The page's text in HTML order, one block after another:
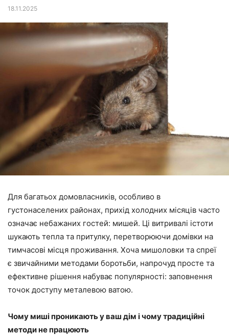
18.11.2025
Для багатьох домовласників, особливо в
густонаселених районах, прихід холодних місяців часто
означає небажаних гостей: мишей. Ці витривалі істоти
шукають тепла та притулку, перетворюючи домівки на
тимчасові місця проживання. Хоча мишоловки та спреї
є звичайними методами боротьби, напрочуд просте та
ефективне рішення набуває популярності: заповнення
точок доступу металевою ватою.
Чому миші проникають у ваш дім і чому традиційні
методи не працюють